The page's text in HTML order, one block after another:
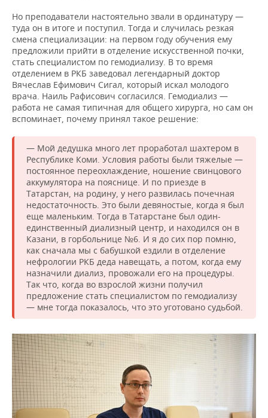
Но преподаватели настоятельно звали в ординатуру —
туда он в итоге и поступил. Тогда и случилась резкая
смена специализации: на первом году обучения ему
предложили прийти в отделение искусственной почки,
стать специалистом по гемодиализу. В то время
отделением в РКБ заведовал легендарный доктор
Вячеслав Ефимович Сигал, который искал молодого
врача. Наиль Рафисович согласился. Гемодиализ —
работа не самая типичная для общего хирурга, но сам он
вспоминает, почему принял такое решение:
— Мой дедушка много лет проработал шахтером в
Республике Коми. Условия работы были тяжелые —
постоянное переохлаждение, ношение свинцового
аккумулятора на пояснице. И по приезде в
Татарстан, на родину, у него развилась почечная
недостаточность. Это были девяностые, когда я был
еще маленьким. Тогда в Татарстане был один-
единственный диализный центр, и находился он в
Казани, в горбольнице №6. И я до сих пор помню,
как сначала мы с бабушкой ездили в отделение
нефрологии РКБ деда навещать, а потом, когда ему
назначили диализ, провожали его на процедуры.
Так что, когда во взрослой жизни получил
предложение стать специалистом по гемодиализу
— мне тогда показалось, что это уготовано судьбой.